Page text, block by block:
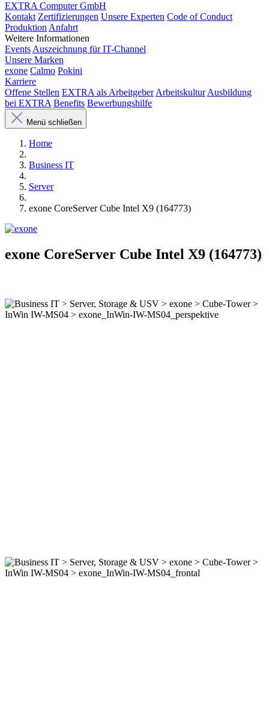
EXTRA Computer GmbH
Kontakt Zertifizierungen Unsere Experten Code of Conduct
Produktion Anfahrt
Weitere Informationen
Events Auszeichnung für IT-Channel
Unsere Marken
exone Calmo Pokini
Karriere
Offene Stellen EXTRA als Arbeitgeber Arbeitskultur Ausbildung
bei EXTRA Benefits Bewerbungshilfe
Menü schließen
Home
Business IT
Server
exone CoreServer Cube Intel X9 (164773)
exone CoreServer Cube Intel X9 (164773)